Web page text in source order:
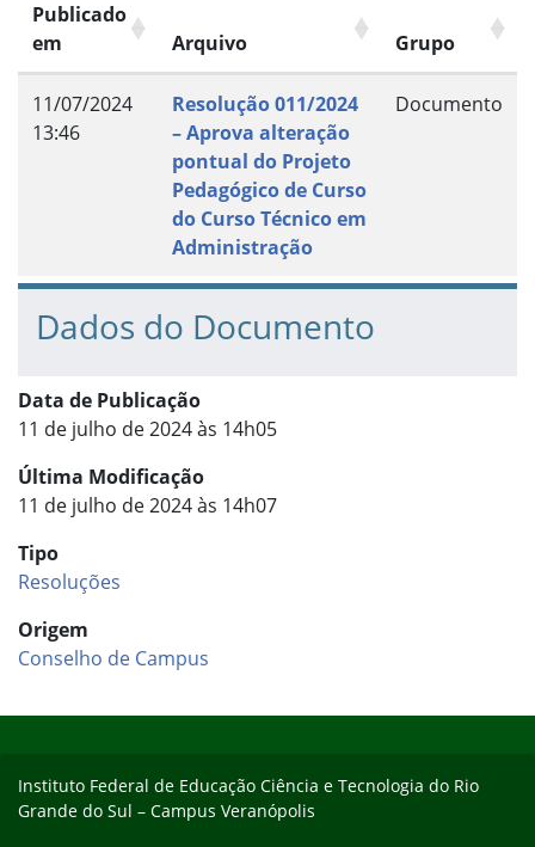
Publicado
em
Arquivo Grupo
11/07/2024
13:46
Resolução 011/2024
– Aprova alteração
pontual do Projeto
Pedagógico de Curso
do Curso Técnico em
Administração
Documento
Dados do Documento
Data de Publicação
11 de julho de 2024 às 14h05
Última Modificação
11 de julho de 2024 às 14h07
Tipo
Resoluções
Origem
Conselho de Campus
Instituto Federal de Educação Ciência e Tecnologia do Rio
Grande do Sul – Campus Veranópolis